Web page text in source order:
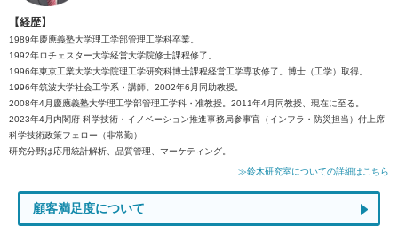
【経歴】
1989年慶應義塾大学理工学部管理工学科卒業。
1992年ロチェスター大学経営大学院修士課程修了。
1996年東京工業大学大学院理工学研究科博士課程経営工学専攻修了。博士（工学）取得。
1996年筑波大学社会工学系・講師。2002年6月同助教授。
2008年4月慶應義塾大学理工学部管理工学科・准教授。2011年4月同教授、現在に至る。
2023年4月内閣府 科学技術・イノベーション推進事務局参事官（インフラ・防災担当）付上席
科学技術政策フェロー（非常勤）
研究分野は応用統計解析、品質管理、マーケティング。
≫鈴木研究室についての詳細はこちら
顧客満足度について